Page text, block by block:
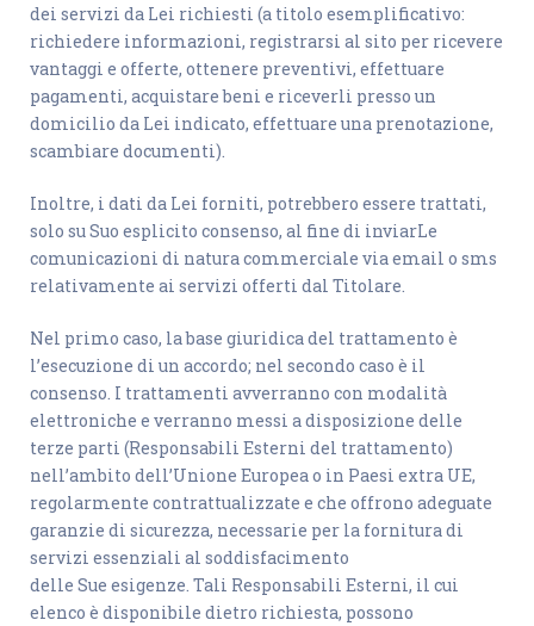
dei servizi da Lei richiesti (a titolo esemplificativo:
richiedere informazioni, registrarsi al sito per ricevere
vantaggi e offerte, ottenere preventivi, effettuare
pagamenti, acquistare beni e riceverli presso un
domicilio da Lei indicato, effettuare una prenotazione,
scambiare documenti).
Inoltre, i dati da Lei forniti, potrebbero essere trattati,
solo su Suo esplicito consenso, al fine di inviarLe
comunicazioni di natura commerciale via email o sms
relativamente ai servizi offerti dal Titolare.
Nel primo caso, la base giuridica del trattamento è
l’esecuzione di un accordo; nel secondo caso è il
consenso. I trattamenti avverranno con modalità
elettroniche e verranno messi a disposizione delle
terze parti (Responsabili Esterni del trattamento)
nell’ambito dell’Unione Europea o in Paesi extra UE,
regolarmente contrattualizzate e che offrono adeguate
garanzie di sicurezza, necessarie per la fornitura di
servizi essenziali al soddisfacimento
delle Sue esigenze. Tali Responsabili Esterni, il cui
elenco è disponibile dietro richiesta, possono